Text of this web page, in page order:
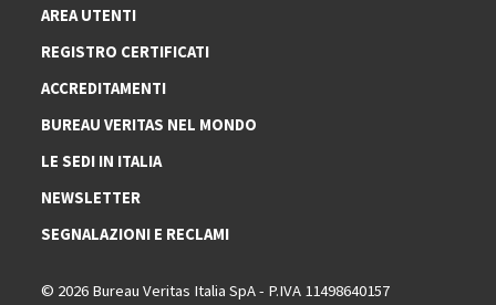
AREA UTENTI
REGISTRO CERTIFICATI
ACCREDITAMENTI
BUREAU VERITAS NEL MONDO
LE SEDI IN ITALIA
NEWSLETTER
SEGNALAZIONI E RECLAMI
© 2026 Bureau Veritas Italia SpA - P.IVA 11498640157